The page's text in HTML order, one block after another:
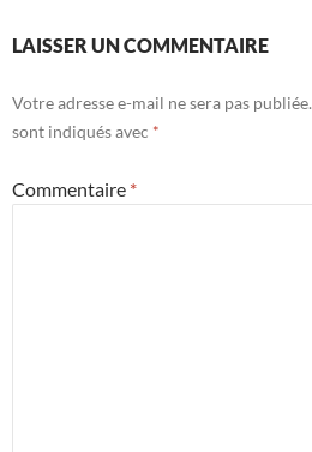
LAISSER UN COMMENTAIRE
Votre adresse e-mail ne sera pas publiée.
sont indiqués avec *
Commentaire *